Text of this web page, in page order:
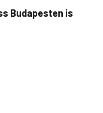
Budapesten is